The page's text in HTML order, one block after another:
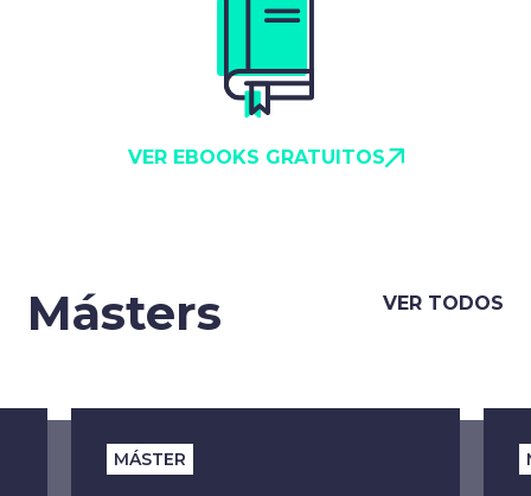
VER EBOOKS GRATUITOS
Másters VER TODOS
MÁSTER